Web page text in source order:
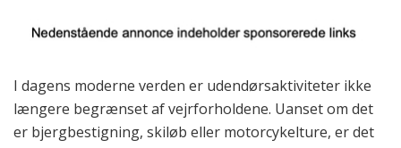
I dagens moderne verden er udendørsaktiviteter ikke
længere begrænset af vejrforholdene. Uanset om det
er bjergbestigning, skiløb eller motorcykelture, er det